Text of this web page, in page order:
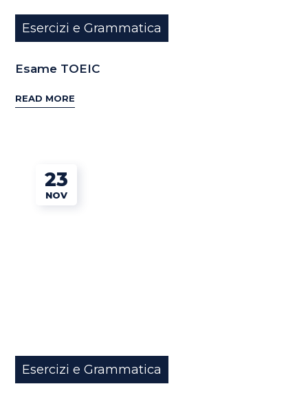
Esercizi e Grammatica
Esame TOEIC
READ MORE
23
NOV
Esercizi e Grammatica